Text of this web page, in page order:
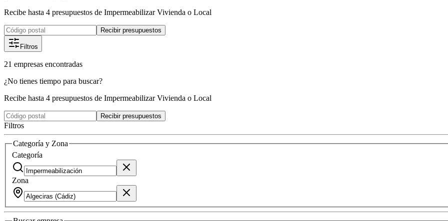
Recibe hasta 4 presupuestos de Impermeabilizar Vivienda o Local
Recibir presupuestos
Filtros
21 empresas encontradas
¿No tienes tiempo para buscar?
Recibe hasta 4 presupuestos de Impermeabilizar Vivienda o Local
Recibir presupuestos
Filtros
Categoría y Zona
Categoría
Zona